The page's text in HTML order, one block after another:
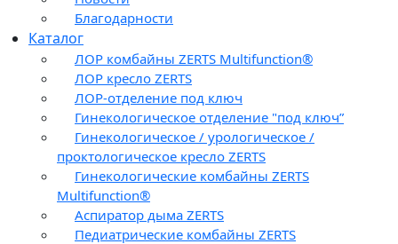
Благодарности
Каталог
ЛОР комбайны ZERTS Multifunction®
ЛОР кресло ZERTS
ЛОР-отделение под ключ
Гинекологическое отделение "под ключ”
Гинекологическое / урологическое /
проктологическое кресло ZERTS
Гинекологические комбайны ZERTS
Multifunction®
Аспиратор дыма ZERTS
Педиатрические комбайны ZERTS